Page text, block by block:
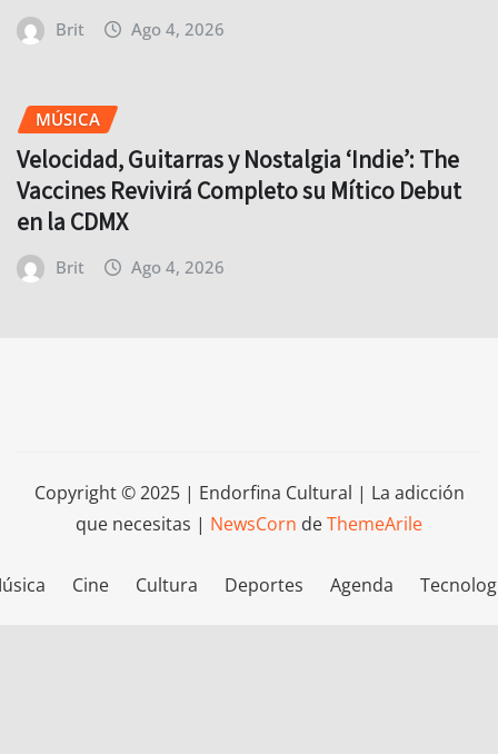
Brit Ago 4, 2026
MÚSICA
Velocidad, Guitarras y Nostalgia ‘Indie’: The
Vaccines Revivirá Completo su Mítico Debut
en la CDMX
Brit Ago 4, 2026
Copyright © 2025 | Endorfina Cultural | La adicción
que necesitas | NewsCorn deThemeArile
Cine Cultura Deportes Agenda